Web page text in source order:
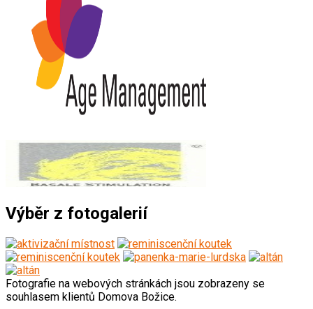
Výběr z fotogalerií
Fotografie na webových stránkách jsou zobrazeny se
souhlasem klientů Domova Božice.